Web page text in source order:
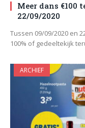
Meer dans €100
22/09/2020
Tussen 09/09/2020 en
100% of gedeeltekijk
ARCHIEF